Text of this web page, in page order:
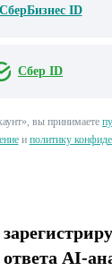
СберБизнес ID
Сбер ID
вы принимаете
и политику
AI-